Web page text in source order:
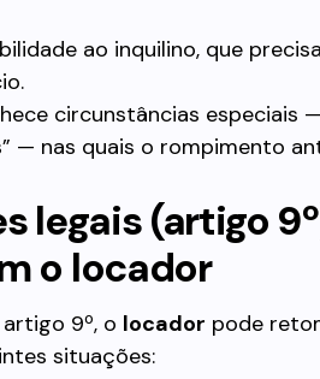
ao inquilino, que
circunstâncias especiais
— nas quais o rompimento
legais (artigo
o locador
9º, o locador pode
situações: